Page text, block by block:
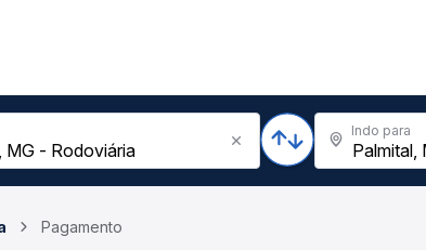
Indo para
Pagamento